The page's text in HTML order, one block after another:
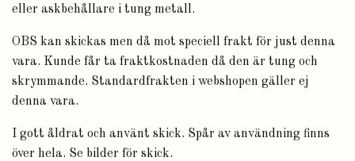
eller askbehållare i tung metall.
OBS kan skickas men då mot speciell frakt för just denna
vara. Kunde får ta fraktkostnaden då den är tung och
skrymmande. Standardfrakten i webshopen gäller ej
denna vara.
I gott åldrat och använt skick. Spår av användning finns
över hela. Se bilder för skick.